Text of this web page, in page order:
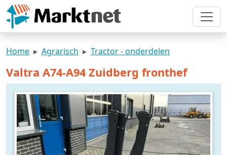
Home Agrarisch Tractor - onderdelen
Valtra A74-A94 Zuidberg fronthef